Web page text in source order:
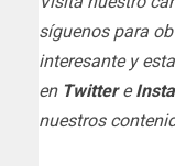
síguenos para
interesante y
en Twittere
nuestros